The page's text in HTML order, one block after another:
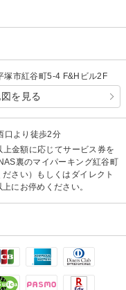
塚市紅谷町5-4 F&Hビル2F
を見る
口より徒歩2分
上金額に応じてサービス券を
裏のマイパーキング紅谷町
さい）もしくはダイレクト
にお停めください。